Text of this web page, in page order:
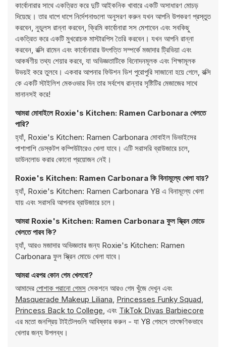
কার্বোনারার সাথে একত্রিত করে দুটি আইকনিক খাবারে একটি অসাধারণ মোচড়
দিয়েছে। তার ধাপে ধাপে নির্দেশনাগুলো অনুসরণ করুন যখন আপনি উপকরণ প্রস্তুত
করবেন, নুডুলস রান্না করবেন, ক্রিমি কার্বোনারা সস মেশাবেন এবং সবকিছু
একত্রিত করে একটি মুখরোচক মাস্টারপিস তৈরি করবেন। যখন আপনি রান্না
করবেন, রক্সি রামেন এবং কার্বোনারার উৎপত্তি সম্পর্কে মজাদার ট্রিভিয়া এবং
আকর্ষণীয় তথ্য শেয়ার করবে, যা অভিজ্ঞতাটিকে বিনোদনমূলক এবং শিক্ষামূলক
উভয়ই করে তুলবে। একবার আপনার ফিউশন ডিশ পুরোপুরি সাজানো হয়ে গেলে, রক্সি
কে একটি স্টাইলিশ মেকওভার দিন তার সর্বশেষ রান্নার সৃষ্টিটির মেজাজের সাথে
মানানসই করে!
আমরা মোবাইলে Roxie's Kitchen: Ramen Carbonara খেলতে
পারি?
হ্যাঁ, Roxie's Kitchen: Ramen Carbonara মোবাইল ডিভাইসের
পাশাপাশি ডেস্কটপ কম্পিউটারেও খেলা যাবে। এটি সরাসরি ব্রাউজারে চলে,
ডাউনলোড করার কোনো প্রয়োজন নেই।
Roxie's Kitchen: Ramen Carbonara কি বিনামূল্যে খেলা যায়?
হ্যাঁ, Roxie's Kitchen: Ramen Carbonara Y8 এ বিনামূল্যে খেলা
যায় এবং সরাসরি আপনার ব্রাউজারে চলে।
আমরা Roxie's Kitchen: Ramen Carbonara ফুল স্ক্রিন মোডে
খেলতে পারব কি?
হ্যাঁ, আরও মজাদার অভিজ্ঞতার জন্য Roxie's Kitchen: Ramen
Carbonara ফুল স্ক্রিন মোডে খেলা যাবে।
আমরা এরপর কোন গেম খেলবো?
আমাদের পোশাক পরানো গেমস সেকশনে আরও গেম খুঁজে দেখুন এবং
Masquerade Makeup Liliana, Princesses Funky Squad,
Princess Back to College, এবং TikTok Divas Barbiecore
এর মতো জনপ্রিয় টাইটেলগুলি আবিষ্কার করুন - যা Y8 গেমসে তাৎক্ষণিকভাবে
খেলার জন্য উপলব্ধ।